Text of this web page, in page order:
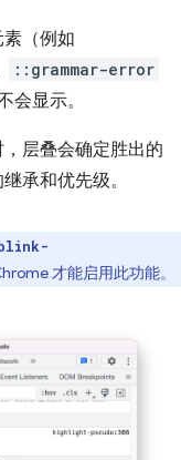
（例如
::grammar-error
会显示。
层叠会确定胜出的
承和优先级。
才能启用此功能。